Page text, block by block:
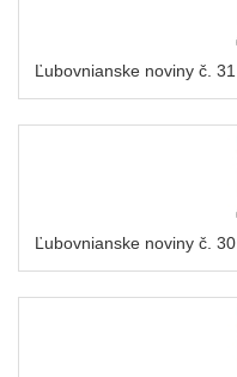
Ľubovnianske noviny č. 31
Ľubovnianske noviny č. 30